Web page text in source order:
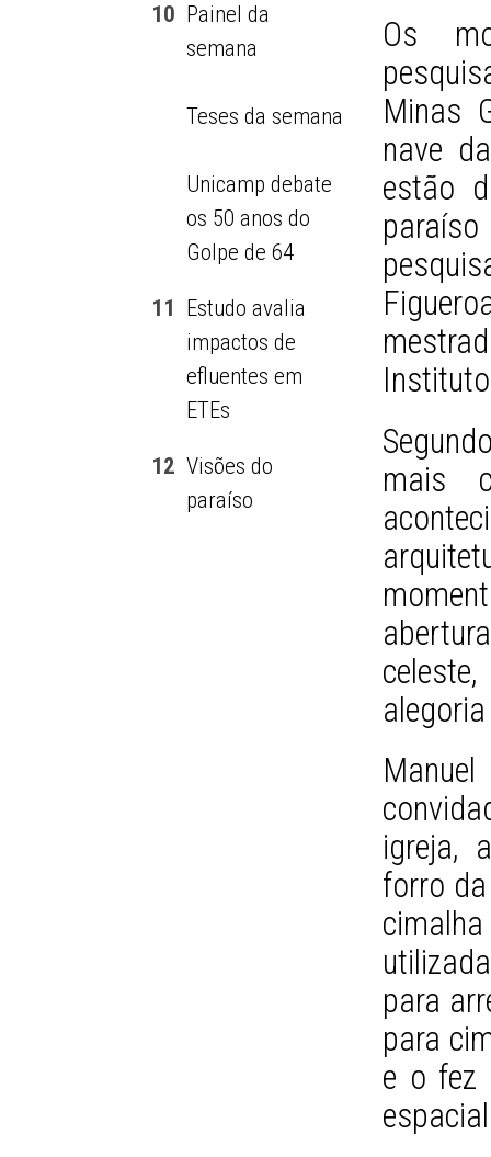
10 Painel da
semana
Teses da semana
Unicamp debate
os 50 anos do
Golpe de 64
11 Estudo avalia
impactos de
efluentes em
ETEs
12 Visões do
paraíso
Os
Minas
nave
estão
mais
igreja,
forro
para
para
e o fez